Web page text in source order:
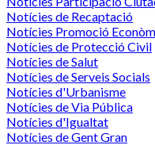
Notícies de Recaptació
Notícies Promoció
Notícies de Protecció Civil
Notícies de Salut
Notícies de Serveis Socials
Notícies d'Urbanisme
Notícies de Via Pública
Notícies d'Igualtat
Notícies de Gent Gran